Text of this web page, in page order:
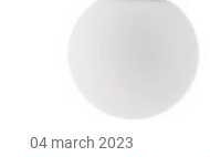
04 march 2023